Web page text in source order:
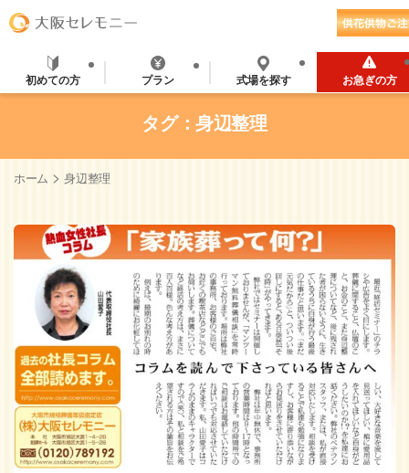
初めての方 プラン 式場を探す お急ぎの方
タグ：身辺整理
ホーム >身辺整理